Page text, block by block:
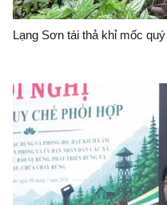
Lạng Sơn tái thả khỉ mốc